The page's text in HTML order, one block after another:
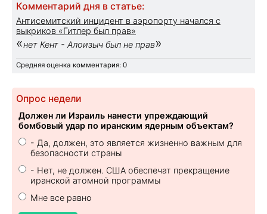
Комментарий дня в статье:
Антисемитский инцидент в аэропорту начался с
выкриков «Гитлер был прав»
«нет Кент - Алоизыч был не прав»
Средняя оценка комментария: 0
Опрос недели
Должен ли Израиль нанести упреждающий
бомбовый удар по иранским ядерным объектам?
- Да, должен, это является жизненно важным для
безопасности страны
- Нет, не должен. США обеспечат прекращение
иранской атомной программы
Мне все равно